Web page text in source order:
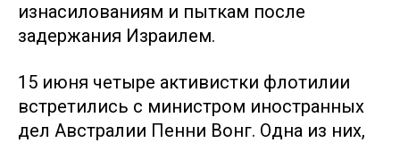
изнасилованиям и пыткам после
задержания Израилем.
15 июня четыре активистки флотилии
встретились с министром иностранных
дел Австралии Пенни Вонг. Одна из них,